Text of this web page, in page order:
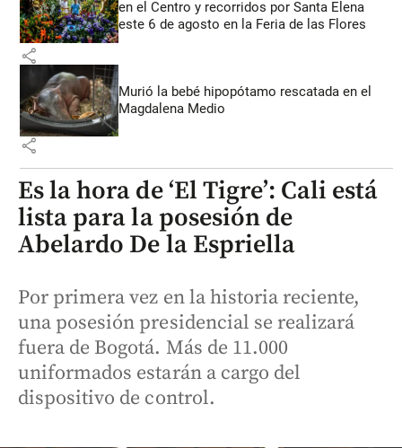
en el Centro y recorridos por Santa Elena
este 6 de agosto en la Feria de las Flores
share
Murió la bebé hipopótamo rescatada en el
Magdalena Medio
share
Es la hora de ‘El Tigre’: Cali está
lista para la posesión de
Abelardo De la Espriella
Por primera vez en la historia reciente,
una posesión presidencial se realizará
fuera de Bogotá. Más de 11.000
uniformados estarán a cargo del
dispositivo de control.